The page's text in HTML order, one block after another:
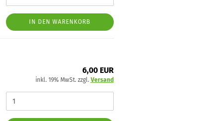
IN DEN WARENKORB
6,00 EUR
inkl. 19% MwSt. zzgl. Versand